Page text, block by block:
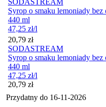
Syrop o smaku lemoniady bez
440 ml
47,25 zł/l
Cena
20,79 zł
SODASTREAM
Syrop o smaku lemoniady bez
440 ml
47,25 zł/l
Cena
20,79 zł
Przydatny do 16-11-2026